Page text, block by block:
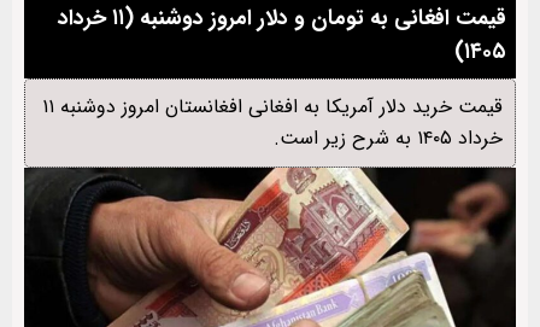
قیمت افغانی به تومان و دلار امروز ‌دوشنبه (۱۱ خرداد
۱۴۰۵)
قیمت خرید دلار آمریکا به افغانی افغانستان امروز دوشنبه ۱۱
خرداد ۱۴۰۵ به شرح زیر است.